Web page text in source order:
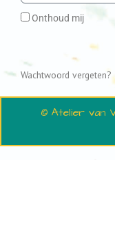
Onthoud mij
Wachtwoord vergeten?
© Atelier van